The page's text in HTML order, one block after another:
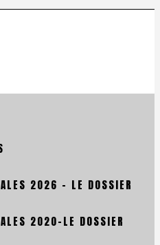
2026 – LE DOSSIER
2020-LE DOSSIER